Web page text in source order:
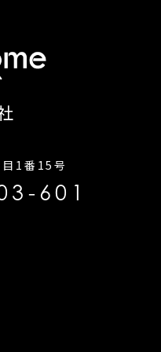
1番15号
601